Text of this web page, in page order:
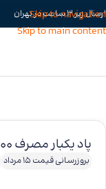
Skip to navigation
Skip to main content
ارسال زیر 3 ساعت در تهران
پاد یکبار مصرف 20000 پاف STAR وزول نیکوتین 50
بروزرسانی قیمت 15 مرداد